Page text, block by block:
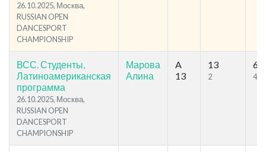
26.10.2025, Москва,
RUSSIAN OPEN
DANCESPORT
CHAMPIONSHIP
ВСС. Студенты,
Латиноамериканская
программа
26.10.2025, Москва,
RUSSIAN OPEN
DANCESPORT
CHAMPIONSHIP
Марова
Алина
A
13
13
2
66
41